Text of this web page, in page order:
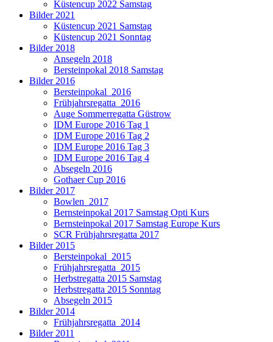
Küstencup 2022 Samstag
Bilder 2021
Küstencup 2021 Samstag
Küstencup 2021 Sonntag
Bilder 2018
Ansegeln 2018
Bersteinpokal 2018 Samstag
Bilder 2016
Bersteinpokal_2016
Frühjahrsregatta_2016
Auge Sommerregatta Güstrow
IDM Europe 2016 Tag 1
IDM Europe 2016 Tag 2
IDM Europe 2016 Tag 3
IDM Europe 2016 Tag 4
Absegeln 2016
Gothaer Cup 2016
Bilder 2017
Bowlen_2017
Bernsteinpokal 2017 Samstag Opti Kurs
Bernsteinpokal 2017 Samstag Europe Kurs
SCR Frühjahrsregatta 2017
Bilder 2015
Bersteinpokal_2015
Frühjahrsregatta_2015
Herbstregatta 2015 Samstag
Herbstregatta 2015 Sonntag
Absegeln 2015
Bilder 2014
Frühjahrsregatta_2014
Bilder 2011